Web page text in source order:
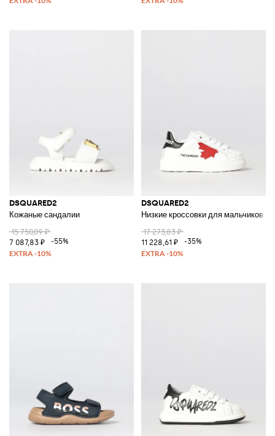
DSQUARED2
Кожаные сандалии
15 750,09 ₽
7 087,83 ₽
-55%
DSQUARED2
Низкие кроссовки для мальчиков
17 273,83 ₽
11 228,61 ₽
-35%